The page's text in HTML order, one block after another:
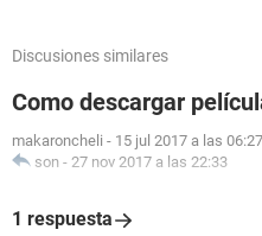
Discusiones similares
Como descargar
makaroncheli - 15 jul 2017 a las 06:27
son - 27 nov 2017 a las 22:33
1 respuesta